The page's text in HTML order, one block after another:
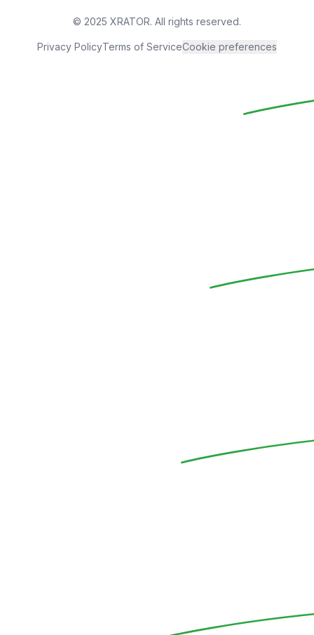
© 2025 XRATOR. All rights reserved.
Privacy PolicyTerms of ServiceCookie preferences